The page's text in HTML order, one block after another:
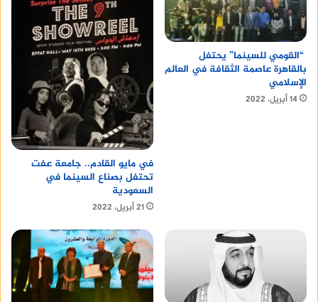
“القومي للسينما” يحتفل
بالقاهرة عاصمة الثقافة في العالم
الإسلامي
14 أبريل، 2022
في مايو القادم.. جامعة عفت
تحتفل بصناع السينما في
السعودية
21 أبريل، 2022